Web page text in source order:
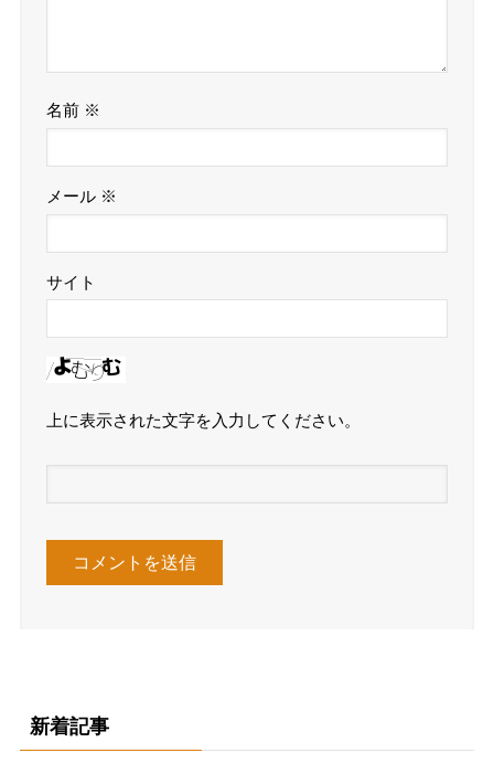
名前 ※
メール ※
サイト
上に表示された文字を入力してください。
新着記事